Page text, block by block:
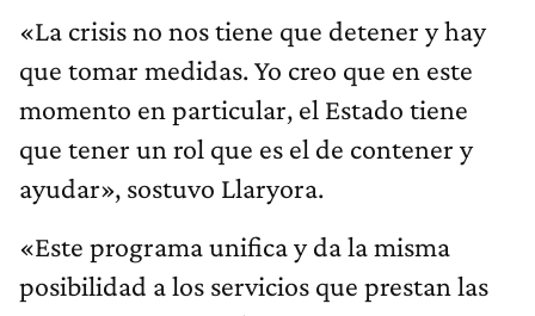
«La crisis no nos tiene que detener y hay
que tomar medidas. Yo creo que en este
momento en particular, el Estado tiene
que tener un rol que es el de contener y
ayudar», sostuvo Llaryora.
«Este programa unifica y da la misma
posibilidad a los servicios que prestan las